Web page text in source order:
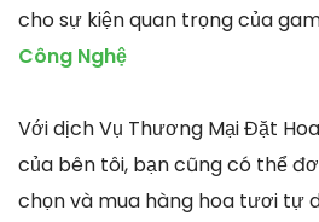
cho sự kiện quan trọng của
Công Nghệ
Với dịch Vụ Thương Mại Đặt
của bên tôi, bạn cũng có thể
chọn và mua hàng hoa tươi tự